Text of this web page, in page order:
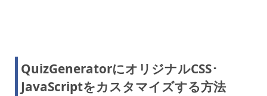
QuizGeneratorにオリジナルCSS･
JavaScriptをカスタマイズする方法